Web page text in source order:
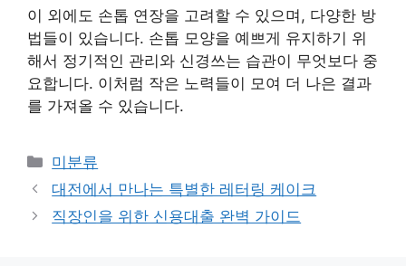
이 외에도 손톱 연장을 고려할 수 있으며, 다양한 방
법들이 있습니다. 손톱 모양을 예쁘게 유지하기 위
해서 정기적인 관리와 신경쓰는 습관이 무엇보다 중
요합니다. 이처럼 작은 노력들이 모여 더 나은 결과
를 가져올 수 있습니다.
Categories
미분류
대전에서 만나는 특별한 레터링 케이크
직장인을 위한 신용대출 완벽 가이드